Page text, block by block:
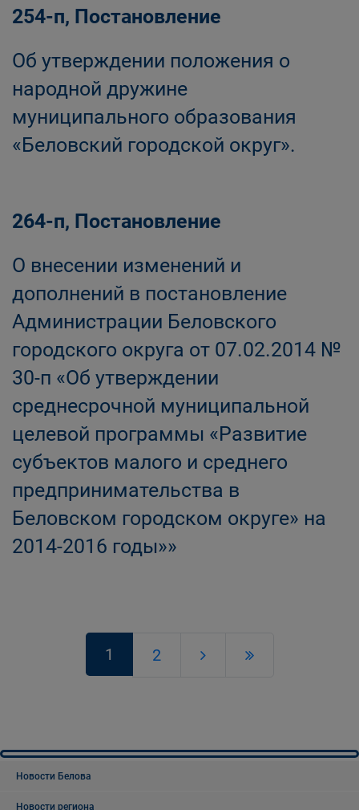
254-п, Постановление
Об утверждении положения о
народной дружине
муниципального образования
«Беловский городской округ».
264-п, Постановление
О внесении изменений и
дополнений в постановление
Администрации Беловского
городского округа от 07.02.2014 №
30-п «Об утверждении
среднесрочной муниципальной
целевой программы «Развитие
субъектов малого и среднего
предпринимательства в
Беловском городском округе» на
2014-2016 годы»»
1 2
Новости Белова
Новости региона